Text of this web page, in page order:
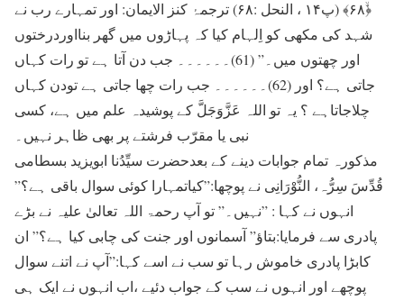
﴿ۙ۶۸﴾ (پ۱۴ ، النحل :۶۸) ترجمۂ کنز الایمان: اور تمہارے رب نے
شہد کی مکھی کو اِلہام کیا کہ پہاڑوں میں گھر بنااوردرختوں
اور چھتوں میں۔” (61)۔۔۔۔۔۔ جب دن آتا ہے تو رات کہاں
جاتی ہے؟ اور (62)۔۔۔۔۔۔ جب رات چھا جاتی ہے تودن کہاں
چلاجاتاہے ؟ یہ تو اللہ عَزَّوَجَلَّ کے پوشیدہ علم میں ہے، کسی
نبی یا مقرّب فرشتے پر بھی ظاہر نہیں۔
مذکورہ تمام جوابات دینے کے بعدحضرت سیِّدُنا ابویزید بسطامی
قُدِّسَ سِرُّہ، النُّوْرَانِی نے پوچھا:”کیاتمہارا کوئی سوال باقی ہے؟”
انہوں نے کہا : ”نہیں۔” تو آپ رحمۃ اللہ تعالیٰ علیہ نے بڑے
پادری سے فرمایا:بتاؤ” آسمانوں اور جنت کی چابی کیا ہے؟” ان
کابڑا پادری خاموش رہا تو سب نے اسے کہا:”آپ نے اتنے سوال
پوچھے اور انہوں نے سب کے جواب دئيے ،اب انہوں نے ایک ہی